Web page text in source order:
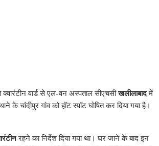
क्वारंटीन वार्ड से एल-वन अस्पताल सीएचसीखलीलाबादमें
के चांदीपुर गांव को हॉट स्पॉट घोषित कर दिया गया है।
रहने का निर्देश दिया गया था। घर जाने के बाद इन